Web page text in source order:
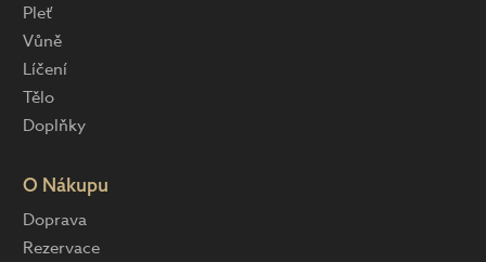
Pleť
Vůně
Líčení
Tělo
Doplňky
O Nákupu
Doprava
Rezervace